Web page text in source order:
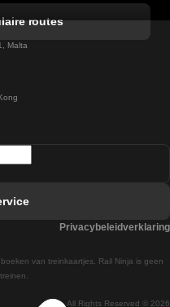
Barcelona
Wenen
Salzburg
routes
Malta
All Rights Reserved © 2026
van treinkaartjes. Rail Ninja is geen
Privacybeleidverklaring